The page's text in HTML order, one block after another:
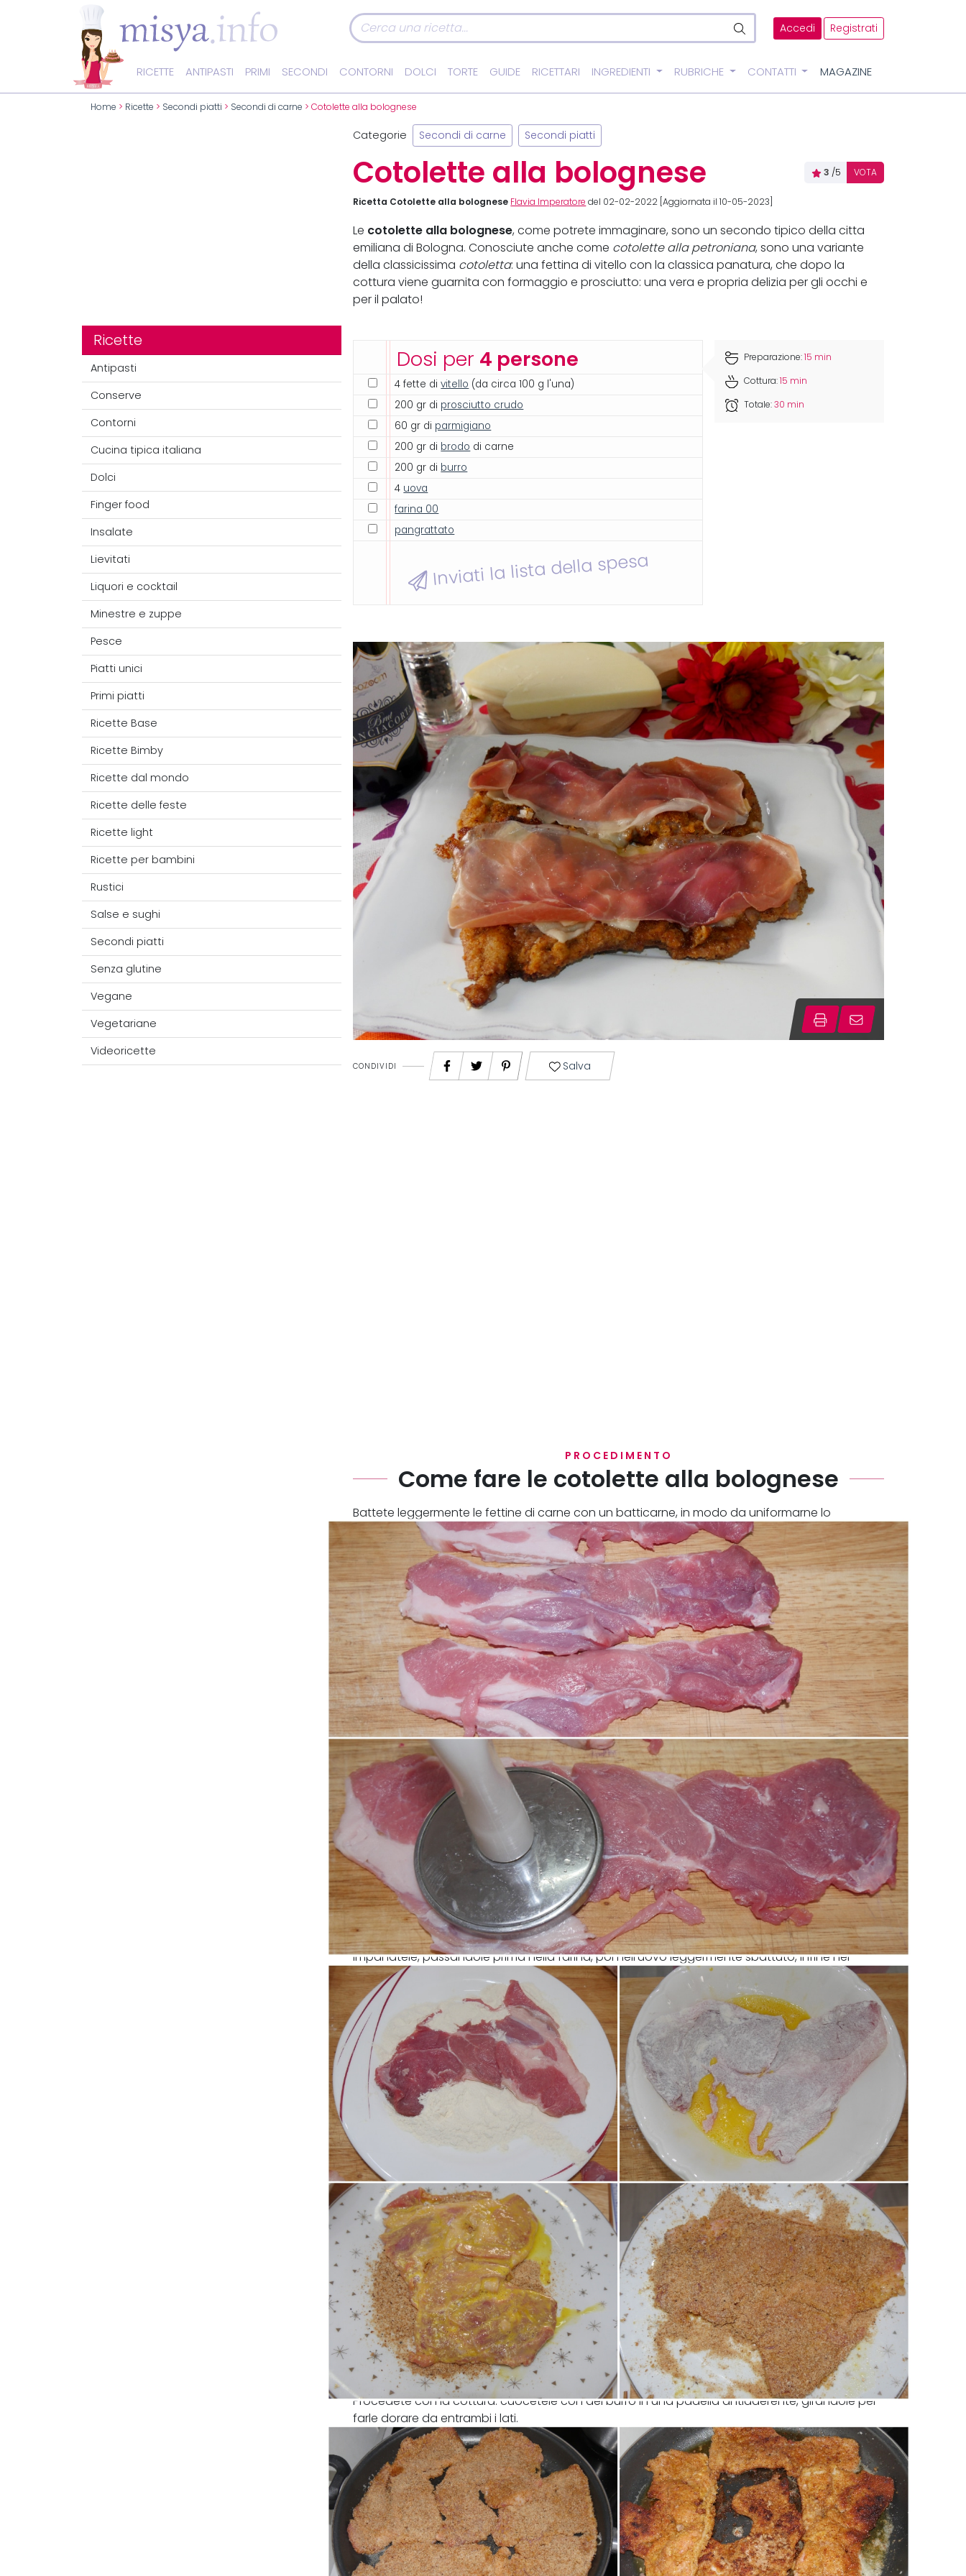
Accedi Registrati
RICETTE ANTIPASTI PRIMI SECONDI CONTORNI DOLCI TORTE GUIDE RICETTARI INGREDIENTI RUBRICHE CONTATTI MAGAZINE
Home > Ricette > Secondi piatti > Secondi di carne > Cotolette alla bolognese
Ricette
Antipasti
Conserve
Contorni
Cucina tipica italiana
Dolci
Finger food
Insalate
Lievitati
Liquori e cocktail
Minestre e zuppe
Pesce
Piatti unici
Primi piatti
Ricette Base
Ricette Bimby
Ricette dal mondo
Ricette delle feste
Ricette light
Ricette per bambini
Rustici
Salse e sughi
Secondi piatti
Senza glutine
Vegane
Vegetariane
Videoricette
Categorie Secondi di carne Secondi piatti
Cotolette alla bolognese 3 /5 VOTA
Ricetta Cotolette alla bolognese Flavia Imperatore del 02-02-2022 [Aggiornata il 10-05-2023]
Le cotolette alla bolognese, come potrete immaginare, sono un secondo tipico della citta
emiliana di Bologna. Conosciute anche come cotolette alla petroniana, sono una variante
della classicissima cotoletta: una fettina di vitello con la classica panatura, che dopo la
cottura viene guarnita con formaggio e prosciutto: una vera e propria delizia per gli occhi e
per il palato!
Dosi per 4 persone
4 fette divitello (da circa 100 g l'una)
200 gr di prosciutto crudo
60 gr di parmigiano
200 gr di brodo di carne
200 gr di burro
4 uova
farina 00
pangrattato
Inviati la lista della spesa
Preparazione:15 min
Cottura:15 min
Totale:30 min
CONDIVIDI Salva
PROCEDIMENTO
Come fare le cotolette alla bolognese
Battete leggermente le fettine di carne con un batticarne, in modo da uniformarne lo
spessore.
Impanatele, passandole prima nella farina, poi nell'uovo leggermente sbattuto, infine nel
pangrattato.
Procedete con la cottura: cuocetele con del burro in una padella antiaderente, girandole per
farle dorare da entrambi i lati.
A fine cottura, guarnite ogni fettina con formaggio e prosciutto.